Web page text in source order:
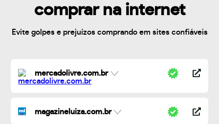
comprar na internet
Evite golpes e prejuízos comprando em sites confiáveis
mercadolivre.com.br
magazineluiza.com.br